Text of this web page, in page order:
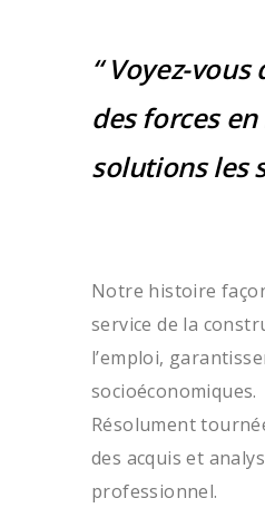
“ Voyez-
des forces
solutions les
Notre histoire
service de la
l’emploi,
socioéconomiques.
Résolument
des acquis et
professionnel.